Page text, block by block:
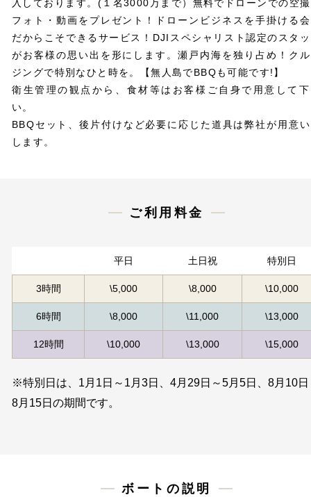
入しております。(１名3000万まで）無料でドローンでの空
フォト・動画をプレゼント！ドローンビジネスを手掛ける
だからこそできるサービス！DJIスペシャリスト認定のスタ
がお客様の思い出を形にします。瀬戸内海を独り占め！ク
ジングで特別なひと時を。【無人島でBBQも可能です!】
衛生管理の観点から、食材等はお客様ご自身で用意して
い。
BBQセット、後片付けなど必要に応じた道具は弊社が用意
します。
ご利用料金
平日 土日祝 特別日
3時間 \5,000 \8,000 \10,000
6時間 \8,000 \11,000 \13,000
12時間 \10,000 \13,000 \15,000
※特別日は、1月1日～1月3日、4月29日～5月5日、8月10日
8月15日の期間です。
ボートの説明